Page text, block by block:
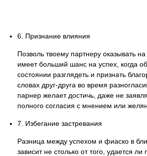
6. Признание влияния
Позволь твоему партнеру оказывать
имеет больший шанс на успех, когда
состоянии разглядеть и признать
словах друг-друга во время
парнер желает достичь, даже не
полного согласия с мнением или
7. Избегание застревания
Разница между успехом и фиаско в
зависит не столько от того, удается